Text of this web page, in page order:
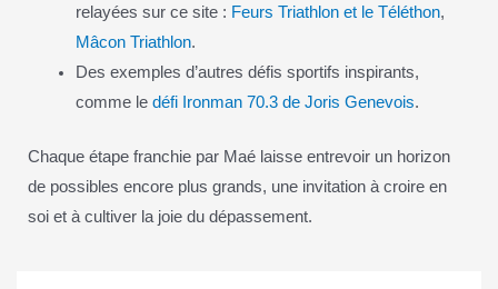
relayées sur ce site : Feurs Triathlon et le Téléthon,
Mâcon Triathlon.
Des exemples d’autres défis sportifs inspirants,
comme ledéfi Ironman 70.3 de Joris Genevois.
Chaque étape franchie par Maé laisse entrevoir un horizon
de possibles encore plus grands, une invitation à croire en
soi et à cultiver la joie du dépassement.